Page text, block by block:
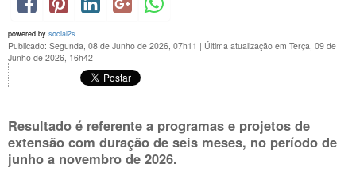
powered by social2s
Publicado: Segunda, 08 de Junho de 2026, 07h11 | Última atualização em Terça, 09 de
Junho de 2026, 16h42
Resultado é referente a programas e projetos de
extensão com duração de seis meses, no período de
junho a novembro de 2026.